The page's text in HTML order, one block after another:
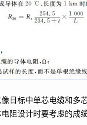
日标中单芯电缆和多
阻设计时要考虑的成